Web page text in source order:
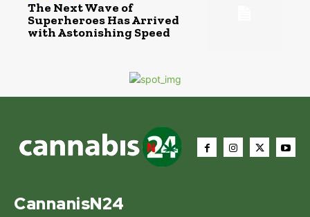
The Next Wave of
Superheroes Has Arrived
with Astonishing Speed
CannanisN24